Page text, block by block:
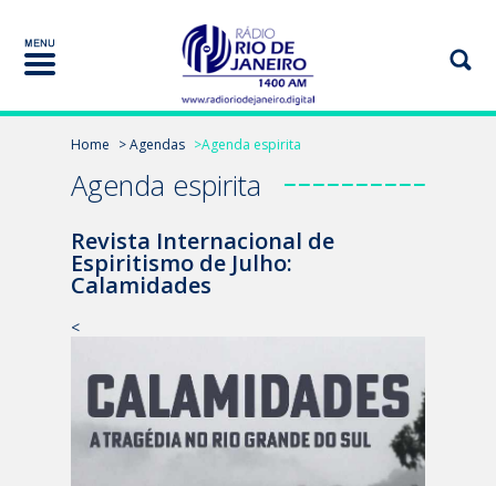
Home > Agendas >Agenda espirita
Agenda espirita
Revista Internacional de
Espiritismo de Julho:
Calamidades
<